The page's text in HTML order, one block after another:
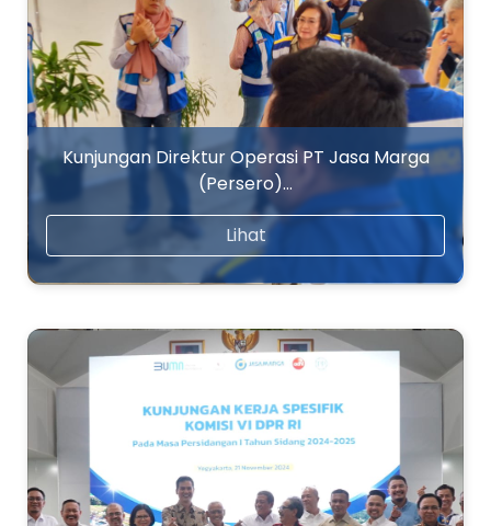
Kunjungan Direktur Operasi PT Jasa Marga
(Persero)…
Lihat